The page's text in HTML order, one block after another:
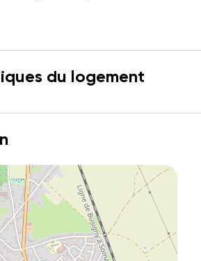
du logement